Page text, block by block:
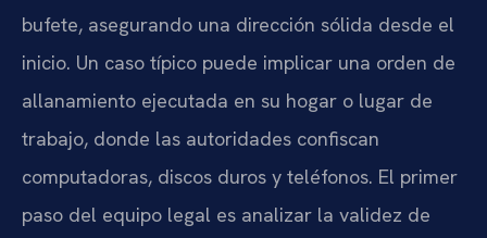
bufete, asegurando una dirección sólida desde el
inicio. Un caso típico puede implicar una orden de
allanamiento ejecutada en su hogar o lugar de
trabajo, donde las autoridades confiscan
computadoras, discos duros y teléfonos. El primer
paso del equipo legal es analizar la validez de